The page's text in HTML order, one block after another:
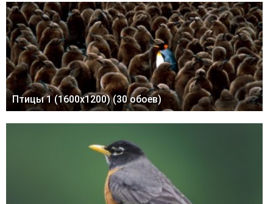
Март 2026 (62)
Показать / скрыть весь архив
Похожие обои: